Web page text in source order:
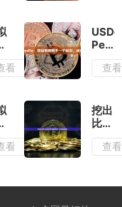
从注
册到
购买
加密
货币
细指
南
看
USDe
收益
策略
前
沿，
还是
风险
漩
查看
看
挖出
比特
币之
后怎
所绑
查看